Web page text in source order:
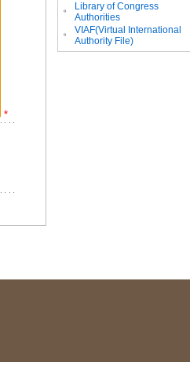
*
。
Library of Congress
Authorities
。
VIAF(Virtual International
Authority File)